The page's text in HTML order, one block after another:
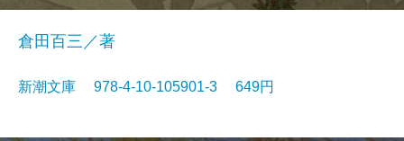
倉田百三／著
新潮文庫 978-4-10-105901-3 649円